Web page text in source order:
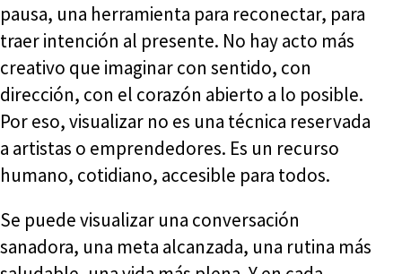
pausa, una herramienta para reconectar, para
traer intención al presente. No hay acto más
creativo que imaginar con sentido, con
dirección, con el corazón abierto a lo posible.
Por eso, visualizar no es una técnica reservada
a artistas o emprendedores. Es un recurso
humano, cotidiano, accesible para todos.
Se puede visualizar una conversación
sanadora, una meta alcanzada, una rutina más